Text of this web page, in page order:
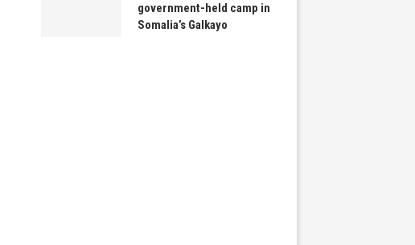
government-held camp in
Somalia’s Galkayo